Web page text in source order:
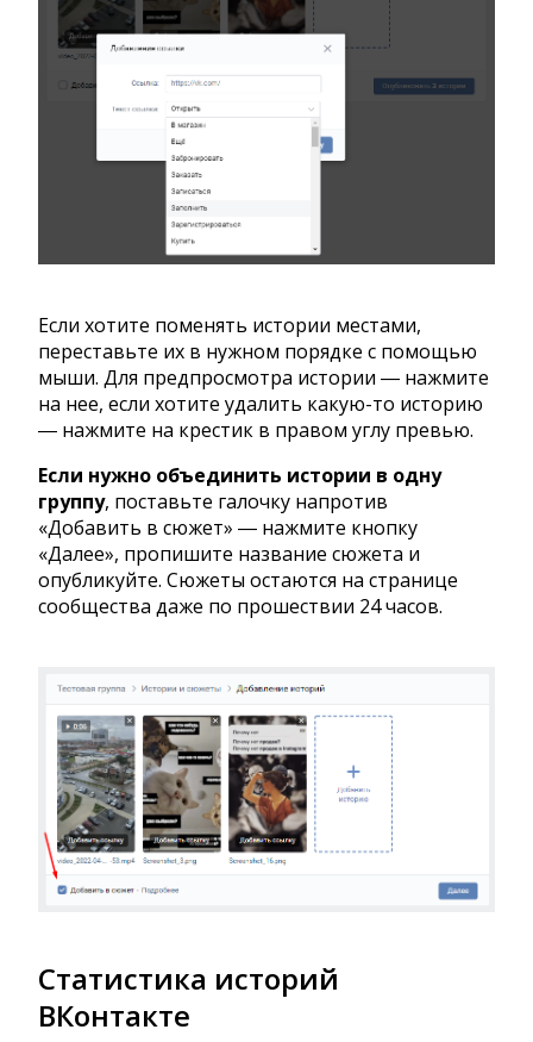
Если хотите поменять истории местами,
переставьте их в нужном порядке с помощью
мыши. Для предпросмотра истории ― нажмите
на нее, если хотите удалить какую-то историю
― нажмите на крестик в правом углу превью.
Если нужно объединить истории в одну
группу, поставьте галочку напротив
«Добавить в сюжет» ― нажмите кнопку
«Далее», пропишите название сюжета и
опубликуйте. Сюжеты остаются на странице
сообщества даже по прошествии 24 часов.
Статистика историй
ВКонтакте